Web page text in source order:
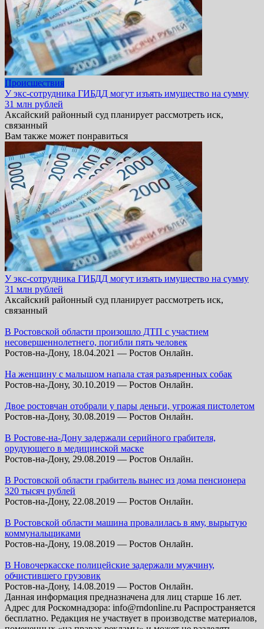
Происшествия
У экс-сотрудника ГИБДД могут изъять имущество на сумму
31 млн рублей
Аксайский районный суд планирует рассмотреть иск,
связанный
Вам также может понравиться
У экс-сотрудника ГИБДД могут изъять имущество на сумму
31 млн рублей
Аксайский районный суд планирует рассмотреть иск,
связанный
В Ростовской области произошло ДТП с участием
несовершеннолетнего, погибли пять человек
Ростов-на-Дону, 18.04.2021 — Ростов Онлайн.
На женщину с малышом напала стая разъяренных собак
Ростов-на-Дону, 30.10.2019 — Ростов Онлайн.
Двое ростовчан отобрали у пары деньги, угрожая пистолетом
Ростов-на-Дону, 30.08.2019 — Ростов Онлайн.
В Ростове-на-Дону задержали серийного грабителя,
орудующего в медицинской маске
Ростов-на-Дону, 29.08.2019 — Ростов Онлайн.
В Ростовской области грабитель вынес из дома пенсионера
320 тысяч рублей
Ростов-на-Дону, 22.08.2019 — Ростов Онлайн.
В Ростовской области машина провалилась в яму, вырытую
коммунальщиками
Ростов-на-Дону, 19.08.2019 — Ростов Онлайн.
В Новочеркасске полицейские задержали мужчину,
обчистившего грузовик
Ростов-на-Дону, 14.08.2019 — Ростов Онлайн.
Данная информация предназначена для лиц старше 16 лет.
Адрес для Роскомнадзора: info@rndonline.ru Распространяется
бесплатно. Редакция не участвует в производстве материалов,